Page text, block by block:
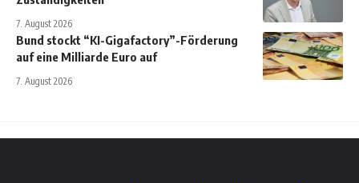
7. August 2026
Bund stockt “KI-Gigafactory”-Förderung
auf eine Milliarde Euro auf
7. August 2026